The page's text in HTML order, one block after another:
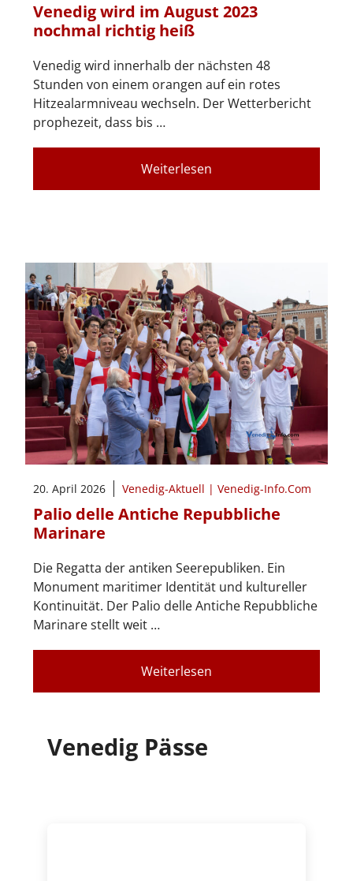
Venedig wird im August 2023
nochmal richtig heiß
Venedig wird innerhalb der nächsten 48
Stunden von einem orangen auf ein rotes
Hitzealarmniveau wechseln. Der Wetterbericht
prophezeit, dass bis …
Weiterlesen
20. April 2026 Venedig-Aktuell | Venedig-Info.Com
Palio delle Antiche Repubbliche
Marinare
Die Regatta der antiken Seerepubliken. Ein
Monument maritimer Identität und kultureller
Kontinuität. Der Palio delle Antiche Repubbliche
Marinare stellt weit …
Weiterlesen
Venedig Pässe